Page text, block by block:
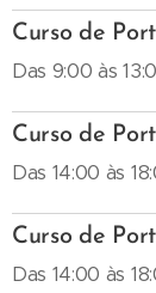
Curso de
Das 9:00 às
Curso de
Das 14:00 às
Curso de
Das 14:00 às